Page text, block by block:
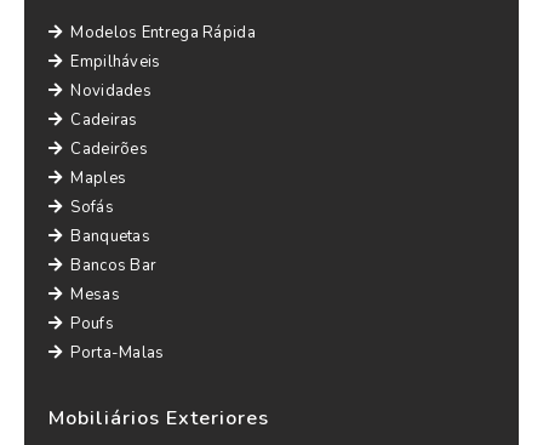
Modelos Entrega Rápida
Empilháveis
Novidades
Cadeiras
Cadeirões
Maples
Sofás
Banquetas
Bancos Bar
Mesas
Poufs
Porta-Malas
Mobiliários Exteriores